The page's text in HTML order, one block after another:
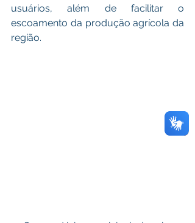
usuários, além de facilitar o
escoamento da produção agrícola da
região.